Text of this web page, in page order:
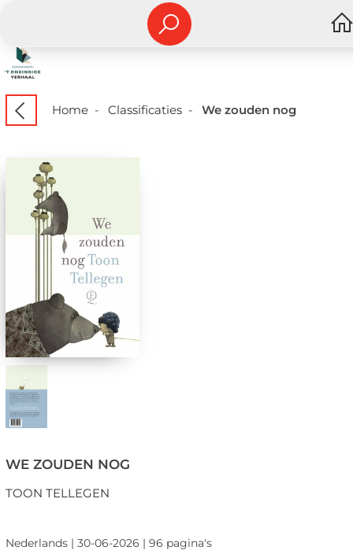
Home- Classificaties- We zouden nog
WE ZOUDEN NOG
TOON TELLEGEN
Nederlands | 30-06-2026 | 96 pagina's